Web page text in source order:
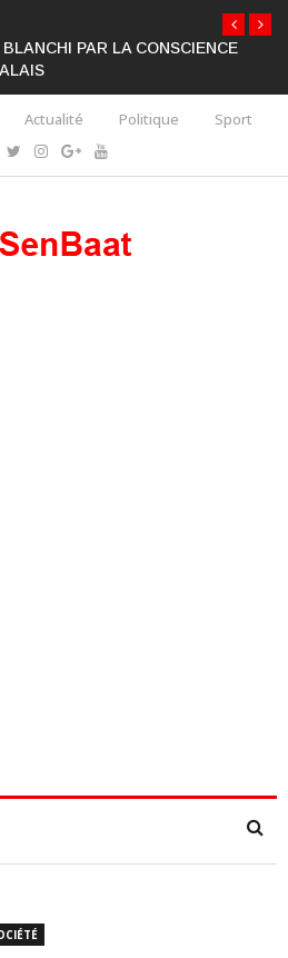
PAR LA CONSCIENCE
Actualité Politique Sport